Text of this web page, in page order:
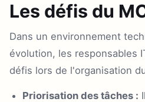
Les défis du
Dans un environnement
évolution, les responsables
défis lors de l'organisation
Priorisation des tâches :